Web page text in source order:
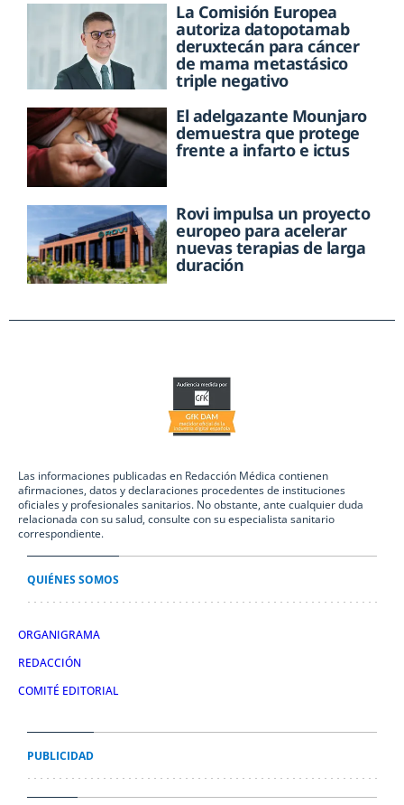
La Comisión Europea
autoriza datopotamab
deruxtecán para cáncer
de mama metastásico
triple negativo
El adelgazante Mounjaro
demuestra que protege
frente a infarto e ictus
Rovi impulsa un proyecto
europeo para acelerar
nuevas terapias de larga
duración
Las informaciones publicadas en Redacción Médica contienen
afirmaciones, datos y declaraciones procedentes de instituciones
oficiales y profesionales sanitarios. No obstante, ante cualquier duda
relacionada con su salud, consulte con su especialista sanitario
correspondiente.
QUIÉNES SOMOS
ORGANIGRAMA
REDACCIÓN
COMITÉ EDITORIAL
PUBLICIDAD